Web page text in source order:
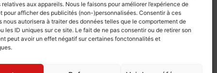
aux appareils. Nous le faisons pour améliorer l’expérience de
pour afficher des publicités (non-)personnalisées. Consentir à ces
nous autorisera à traiter des données telles que le comportement de
les ID uniques sur ce site. Le fait de ne pas consentir ou de retirer son
peut avoir un effet négatif sur certaines fonctonnalités et
CONFERENCE AUX
ARCHIVES DE
PARIS « Enquêtes